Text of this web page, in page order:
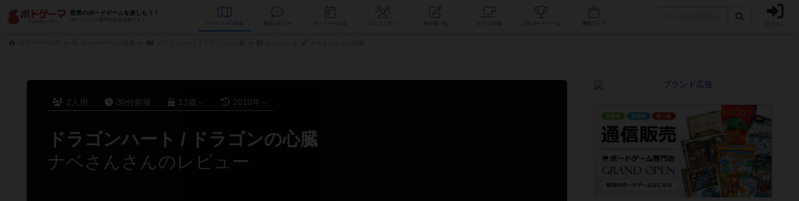
世界のボードゲームを楽しもう！
ボードゲーム専門の総合情報サイト
データベース コミュニティ 人気ボードゲーム ログイン
2人用 30分前後 13歳～ 2010年～
ドラゴンハート / ドラゴンの心臓
ナベさんさんのレビュー